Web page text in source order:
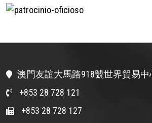
澳門友誼大馬路918號世界貿易中
+853 28 728 121
+853 28 728 127